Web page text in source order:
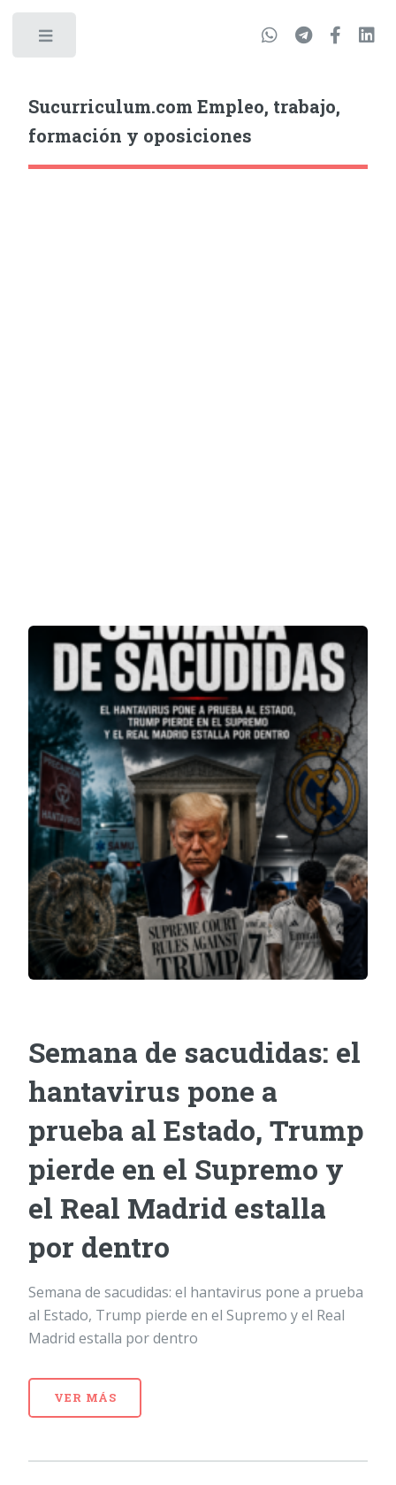
Sucurriculum.com Empleo, trabajo,
formación y oposiciones
Semana de sacudidas: el
hantavirus pone a
prueba al Estado, Trump
pierde en el Supremo y
el Real Madrid estalla
por dentro
Semana de sacudidas: el hantavirus pone a prueba
al Estado, Trump pierde en el Supremo y el Real
Madrid estalla por dentro
VER MÁS